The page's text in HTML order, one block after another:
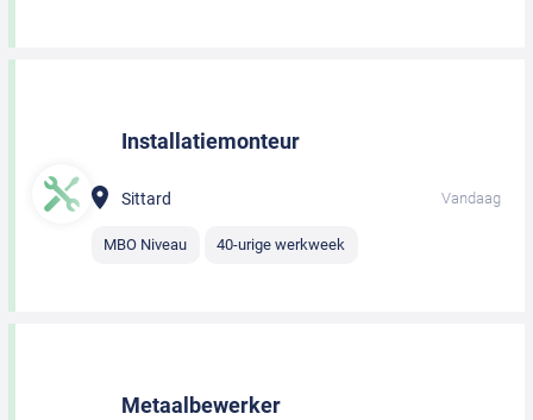
Installatiemonteur
Sittard Vandaag
MBO Niveau 40-urige werkweek
Metaalbewerker